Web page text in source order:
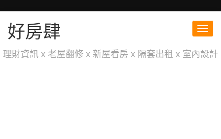
好房肆
理財資訊 x 老屋翻修 x 新屋看房 x 隔套出租 x 室內設計